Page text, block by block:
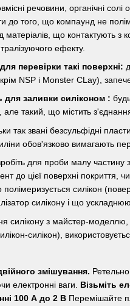
речовини, органічні
до того, що компаунд не
матеріалів, що контактують
ефекту.
перевірки такі поверхні:
NSP і Monster CLay),
для заливки силіконом :
але такий, що містить
так звані безсульфідні
обов'язково вимагають
для проби малу частину
до цієї поверхні покриття,
силікон
силікону і що
силікону з майстер-
силікон),
змішування.
електронні ваги. Візьміть
100 А до 2 В Перемішайте